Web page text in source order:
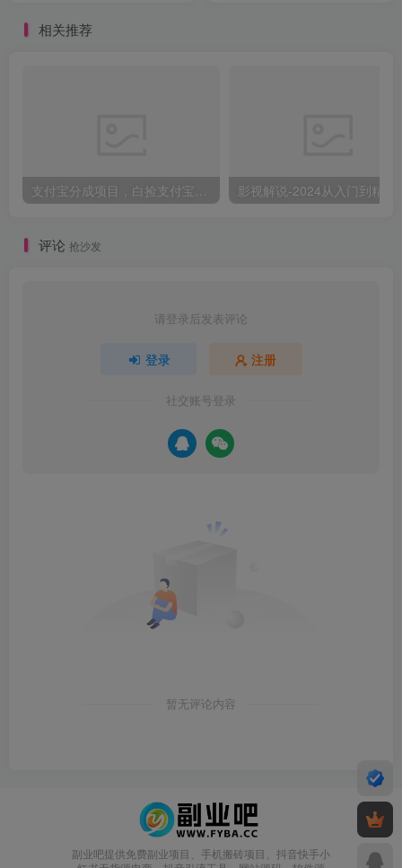
相关推荐
支付宝分成项目，白捡支付宝分成计划，日入300+
评论 抢沙发
请登录后发表评论
登录 注册
社交账号登录
暂无评论内容
副业吧提供免费副业项目、手机搬砖项目、抖音快手小